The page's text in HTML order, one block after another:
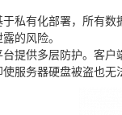
于私有化部署，所有
的风险。
台提供多层防护。客
服务器硬盘被盗也无